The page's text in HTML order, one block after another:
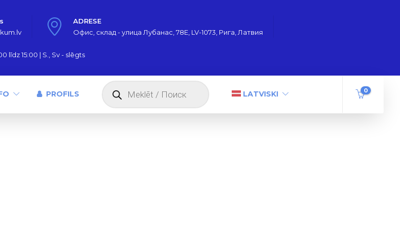
ADRESE
Офис, склад - улица Лубанас, 78Е, LV-1073, Рига, Латвия
līdz 15:00 | S., Sv - slēgts
PROFILS
Products
search LATVISKI 0